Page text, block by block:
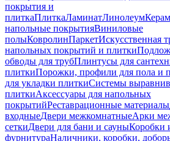
покрытия и
плиткаПлиткаЛаминатЛинолеум
напольные покрытияВиниловые
полыКовролинПаркетИскусственная
напольных покрытий и плитки
обводы для трубПлинтусы для
плиткиПорожки, профили для пола и
для укладки плиткиСистемы
плиткиАксессуары для напольных
покрытийРеставрационные материалы
входныеДвери межкомнатныеАрки
сеткиДвери для бани и сауныКоробки
фурнитураНаличники, коробки,